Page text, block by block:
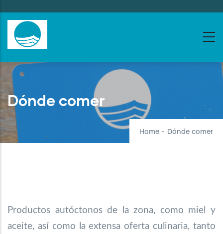
to
main
content
Dónde comer
Home - Dónde comer
Productos autóctonos de la zona, como miel y
aceite, así como la extensa oferta culinaria, tanto